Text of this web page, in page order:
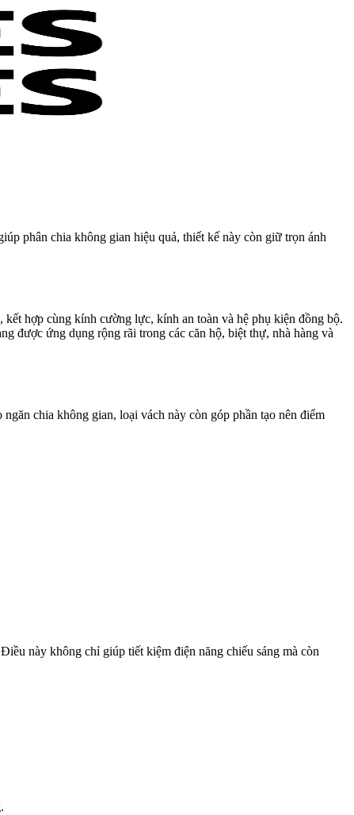
phân chia không gian hiệu quả, thiết kế này còn giữ trọn ánh
hợp cùng kính cường lực, kính an toàn và hệ phụ kiện đồng bộ.
được ứng dụng rộng rãi trong các căn hộ, biệt thự, nhà hàng và
chia không gian, loại vách này còn góp phần tạo nên điểm
này không chỉ giúp tiết kiệm điện năng chiếu sáng mà còn